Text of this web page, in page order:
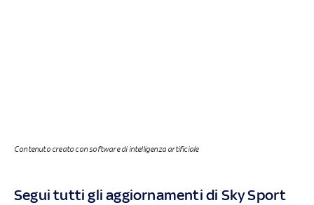
Contenuto creato con software di intelligenza artificiale
Segui tutti gli aggiornamenti di Sky Sport